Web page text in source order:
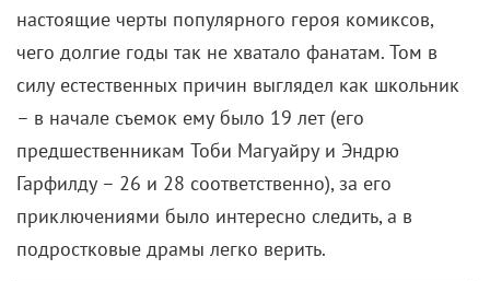
настоящие черты популярного героя комиксов,
чего долгие годы так не хватало фанатам. Том в
силу естественных причин выглядел как школьник
– в начале съемок ему было 19 лет (его
предшественникам Тоби Магуайру и Эндрю
Гарфилду – 26 и 28 соответственно), за его
приключениями было интересно следить, а в
подростковые драмы легко верить.